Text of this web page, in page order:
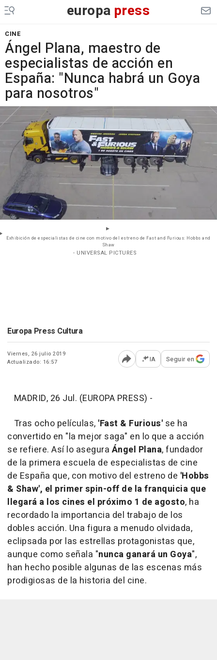
europa press
CINE
Ángel Plana, maestro de
especialistas de acción en
España: "Nunca habrá un Goya
para nosotros"
Exhibición de especialistas de cine con motivo del estreno de Fast and Furious: Hobbs and
Shaw
- UNIVERSAL PICTURES
Europa Press Cultura
Viernes, 26 julio 2019
Actualizado: 16:57
Abrir opciones para
IA Seguir en
MADRID, 26 Jul. (EUROPA PRESS) -
Tras ocho películas, 'Fast & Furious' se ha
convertido en "la mejor saga" en lo que a acción
se refiere. Así lo asegura Ángel Plana, fundador
de la primera escuela de especialistas de cine
de España que, con motivo del estreno de 'Hobbs
& Shaw', el primer spin-off de la franquicia que
llegará a los cines el próximo 1 de agosto, ha
recordado la importancia del trabajo de los
dobles acción. Una figura a menudo olvidada,
eclipsada por las estrellas protagonistas que,
aunque como señala "nunca ganará un Goya",
han hecho posible algunas de las escenas más
prodigiosas de la historia del cine.